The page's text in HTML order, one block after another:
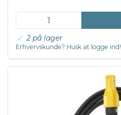
2 på lager
Erhvervskunde? Husk at logge ind!